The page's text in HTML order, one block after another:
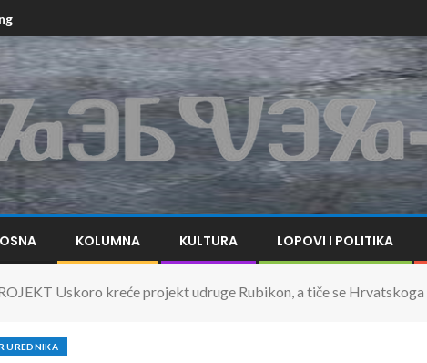
KOLUMNA KULTURA LOPOVI I POLITIKA
Uskoro kreće projekt udruge Rubikon, a tiče se
UREDNIKA